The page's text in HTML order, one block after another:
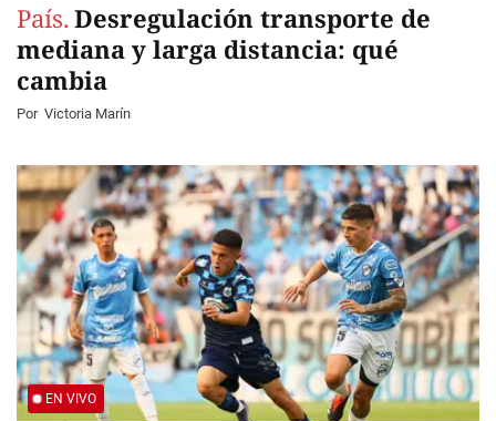
País. Desregulación transporte de
mediana y larga distancia: qué
cambia
Por Victoria Marín
EN VIVO